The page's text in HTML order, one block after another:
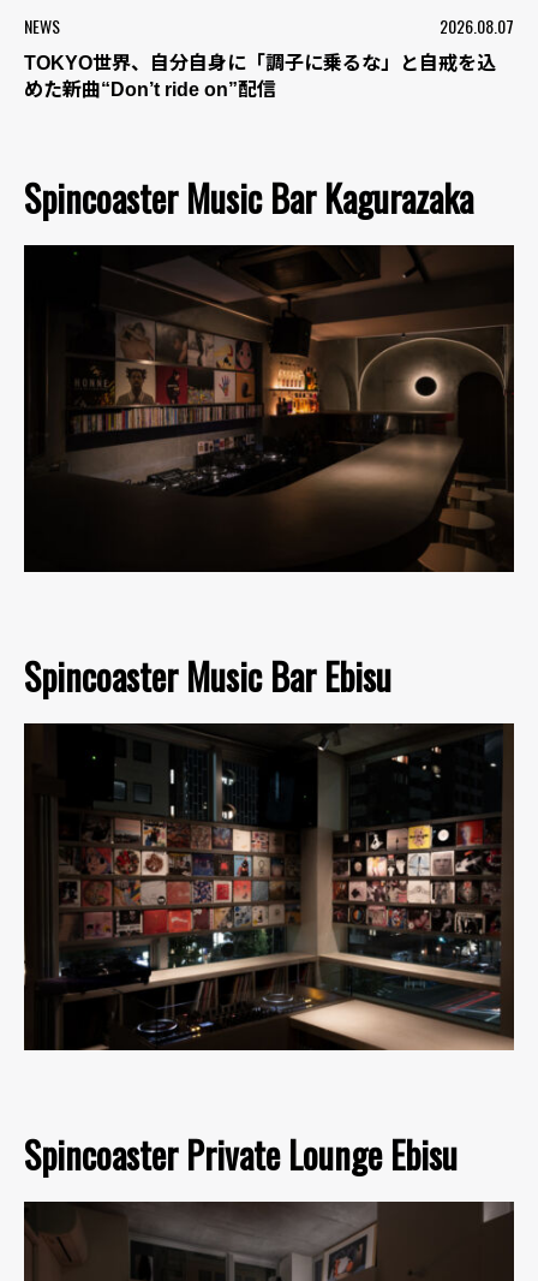
NEWS 2026.08.07
TOKYO世界、自分自身に「調子に乗るな」と自戒を込
めた新曲“Don’t ride on”配信
Spincoaster Music Bar Kagurazaka
Spincoaster Music Bar Ebisu
Spincoaster Private Lounge Ebisu